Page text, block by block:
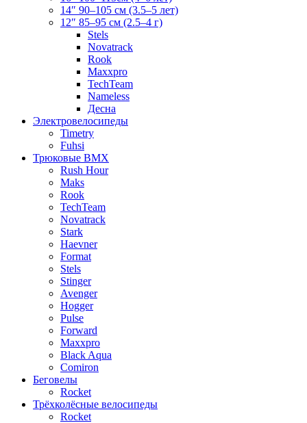
14″ 90–105 см (3.5–5 лет)
12″ 85–95 см (2.5–4 г)
Stels
Novatrack
Rook
Maxxpro
TechTeam
Nameless
Десна
Электровелосипеды
Timetry
Fuhsi
Трюковые BMX
Rush Hour
Maks
Rook
TechTeam
Novatrack
Stark
Haevner
Format
Stels
Stinger
Avenger
Hogger
Pulse
Forward
Maxxpro
Black Aqua
Comiron
Беговелы
Rocket
Трёхколёсные велосипеды
Rocket